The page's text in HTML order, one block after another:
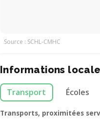
Source : SCHL-CMHC
Informations
Transport Écoles
Transports, proximitées